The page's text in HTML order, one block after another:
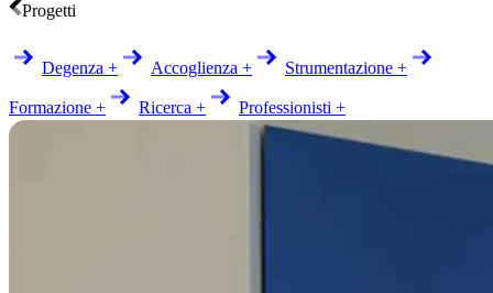
Progetti
Degenza + Accoglienza + Strumentazione +
Formazione + Ricerca + Professionisti +